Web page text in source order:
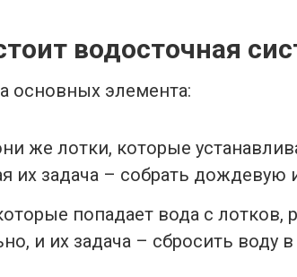
водосточная
основных элемента:
же лотки, которые
их задача – собрать дождевую
попадает вода с лотков,
и их задача – сбросить воду